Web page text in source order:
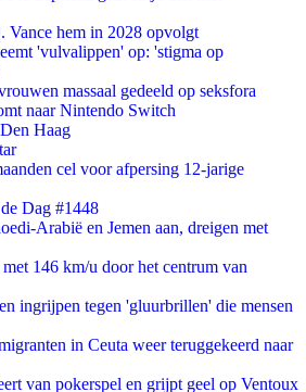
Vance hem in 2028 opvolgt
'vulvalippen' op: 'stigma op
massaal gedeeld op seksfora
naar Nintendo Switch
Haag
cel voor afpersing 12-jarige
Dag #1448
Arabië en Jemen aan, dreigen met
146 km/u door het centrum van
ingrijpen tegen 'gluurbrillen' die mensen
in Ceuta weer teruggekeerd naar
van pokerspel en grijpt geel op Ventoux